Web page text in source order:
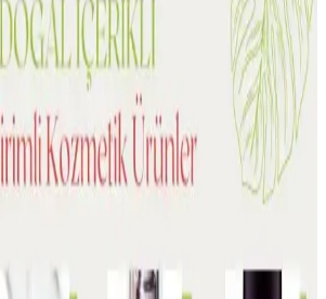
kozmetik ürünleri arasında yer alır.
göre değişir. Güvenilir satıcılar ve ürün
ve Cilt ile Saç Bakımında
Nelerdir
doğal bir bitkisel yağdır. Cilt ve saç
nemlendirme, yaşlanma karşıtı etkiler ve
öne çıkar. Düzenli kullanımla güzellik
Gül Mayası Karşılaştırması: En
Seçmek İçin Rehber